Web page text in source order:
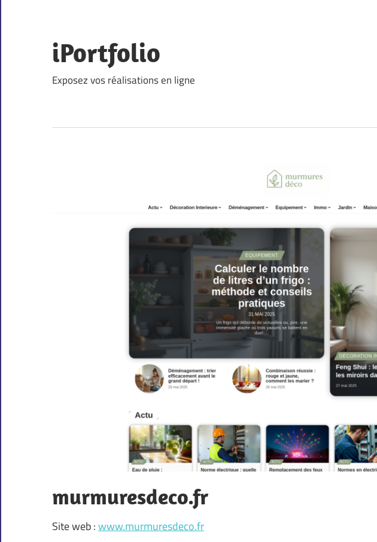
content
iPortfolio
Exposez vos réalisations en ligne
murmuresdeco.fr
Site web :www.murmuresdeco.fr